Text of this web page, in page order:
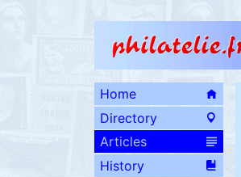
Home
Directory
Articles
History